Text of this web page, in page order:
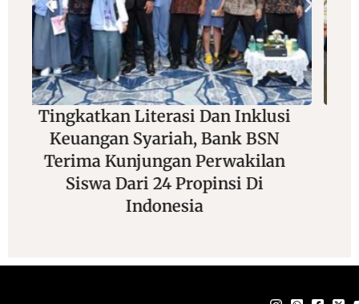
Adu Jitu Di Balik Lensa Dan
Joran, Wartawan Foto Siap
Unjuk Gigi Di Mancing Seru
Sekali “Maruli 3” 2026